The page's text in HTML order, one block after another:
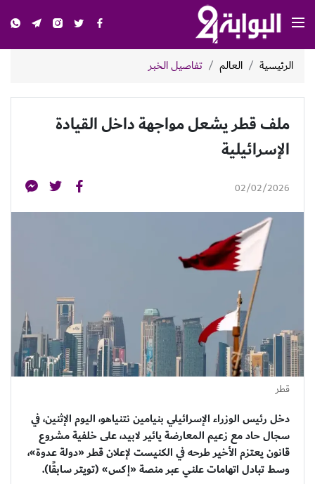
الرئيسية العالم تفاصيل الخبر
ملف قطر يشعل مواجهة داخل القيادة
الإسرائيلية
02/02/2026
قطر
دخل رئيس الوزراء الإسرائيلي بنيامين نتنياهو، اليوم الإثنين، في
سجال حاد مع زعيم المعارضة يائير لابيد، على خلفية مشروع
قانون يعتزم الأخير طرحه في الكنيست لإعلان قطر «دولة عدوة»،
وسط تبادل اتهامات علني عبر منصة «إكس» (تويتر سابقًا).